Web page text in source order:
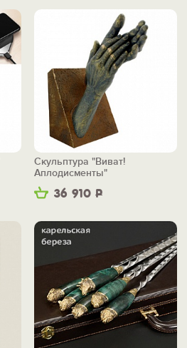
36 910 Р
Скульптура "Виват!
Аплодисменты"